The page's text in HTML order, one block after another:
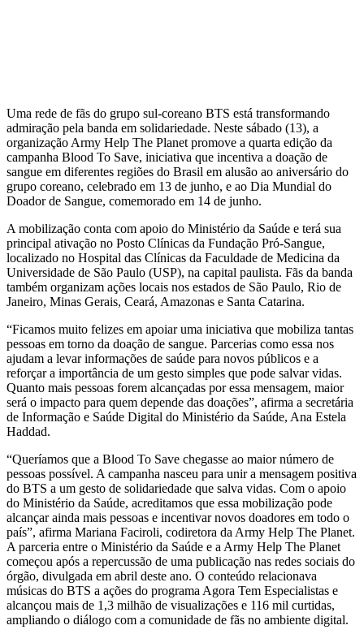
Uma rede de fãs do grupo sul-coreano BTS está transformando
admiração pela banda em solidariedade. Neste sábado (13), a
organização Army Help The Planet promove a quarta edição da
campanha Blood To Save, iniciativa que incentiva a doação de
sangue em diferentes regiões do Brasil em alusão ao aniversário do
grupo coreano, celebrado em 13 de junho, e ao Dia Mundial do
Doador de Sangue, comemorado em 14 de junho.
A mobilização conta com apoio do Ministério da Saúde e terá sua
principal ativação no Posto Clínicas da Fundação Pró-Sangue,
localizado no Hospital das Clínicas da Faculdade de Medicina da
Universidade de São Paulo (USP), na capital paulista. Fãs da banda
também organizam ações locais nos estados de São Paulo, Rio de
Janeiro, Minas Gerais, Ceará, Amazonas e Santa Catarina.
“Ficamos muito felizes em apoiar uma iniciativa que mobiliza tantas
pessoas em torno da doação de sangue. Parcerias como essa nos
ajudam a levar informações de saúde para novos públicos e a
reforçar a importância de um gesto simples que pode salvar vidas.
Quanto mais pessoas forem alcançadas por essa mensagem, maior
será o impacto para quem depende das doações”, afirma a secretária
de Informação e Saúde Digital do Ministério da Saúde, Ana Estela
Haddad.
“Queríamos que a Blood To Save chegasse ao maior número de
pessoas possível. A campanha nasceu para unir a mensagem positiva
do BTS a um gesto de solidariedade que salva vidas. Com o apoio
do Ministério da Saúde, acreditamos que essa mobilização pode
alcançar ainda mais pessoas e incentivar novos doadores em todo o
país”, afirma Mariana Faciroli, codiretora da Army Help The Planet.
A parceria entre o Ministério da Saúde e a Army Help The Planet
começou após a repercussão de uma publicação nas redes sociais do
órgão, divulgada em abril deste ano. O conteúdo relacionava
músicas do BTS a ações do programa Agora Tem Especialistas e
alcançou mais de 1,3 milhão de visualizações e 116 mil curtidas,
ampliando o diálogo com a comunidade de fãs no ambiente digital.